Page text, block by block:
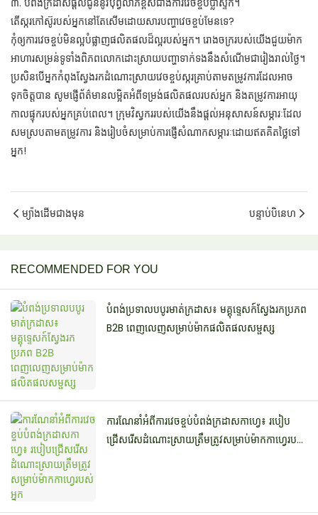
៣. បំពង់ក្រដាសផ្តល់ជូននូវបុព្វលាភខ្ពស់ជាងការវេចខ្ចប់ប្លាស្ទិក។
តើស្ករកៅស៊ូរបស់អ្នកនៅតែសើមដោយសារបញ្ហាវេចខ្ចប់មែនទេ?
កុំ​ឲ្យ​ការ​វេច​ខ្ចប់​មិន​ល្អ​បំផ្លាញ​ផលិតផល​ដ៏​ល្អ​របស់​អ្នក។ រោងចក្រ​របស់​យើង​ជួយ​ម៉ាក​
អាហារ​សម្រន់​ទូទាំង​ពិភពលោក​ដោះស្រាយ​បញ្ហា​ទាក់ទង​នឹង​សំណើម​ជា​រៀងរាល់ថ្ងៃ។
ប្រសិនបើ​អ្នក​កំពុង​ស្វែងរក​ដំណោះស្រាយ​វេច​ខ្ចប់​ស្ករគ្រាប់​តាម​តម្រូវការ​ដែល​អាច​
ទុកចិត្ត​បាន សូម​ផ្ញើ​ព័ត៌មាន​លម្អិត​អំពី​ទម្រង់​ផលិតផល​របស់​អ្នក និង​តម្រូវការ​អាយុ
កាល​ផ្ទុក​របស់​អ្នក​គ្រប់ពេល។ ក្រុម​វិស្វករ​របស់​យើង​នឹង​ផ្តល់​អនុសាសន៍​សម្ភារៈ​ដែល​
សមស្រប​តាម​តម្រូវការ និង​រៀបចំ​សម្រាប់​ការ​ផ្ញើ​សំណាក​សម្ភារៈ​ដោយ​ឥតគិតថ្លៃ​ទៅ​
អ្នក!
ម្យ៉ាងដើមជាងមុន បន្ទាប់បិនេហ
RECOMMENDED FOR YOU
បំពង់ប្រទាលបបូរមាត់ក្រដាស៖ មគ្គុទ្ទេសក៍ស្វែងរកប្រភព
B2B ពេញលេញសម្រាប់ម៉ាកផលិតផលសម្ផស្ស
ការណែនាំអំពីការវេចខ្ចប់បំពង់ក្រដាសកាហ្វេ៖ របៀប
ជ្រើសរើសដំណោះស្រាយត្រឹមត្រូវសម្រាប់ម៉ាកកាហ្វេរបស់